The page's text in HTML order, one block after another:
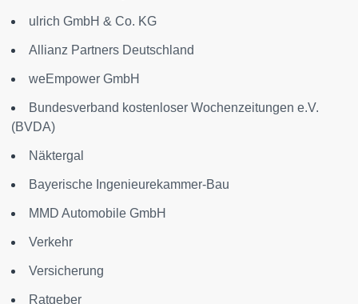
ulrich GmbH & Co. KG
Allianz Partners Deutschland
weEmpower GmbH
Bundesverband kostenloser Wochenzeitungen e.V.
(BVDA)
Näktergal
Bayerische Ingenieurekammer-Bau
MMD Automobile GmbH
Verkehr
Versicherung
Ratgeber